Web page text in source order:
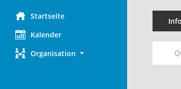
Startseite
Kalender
Organisation